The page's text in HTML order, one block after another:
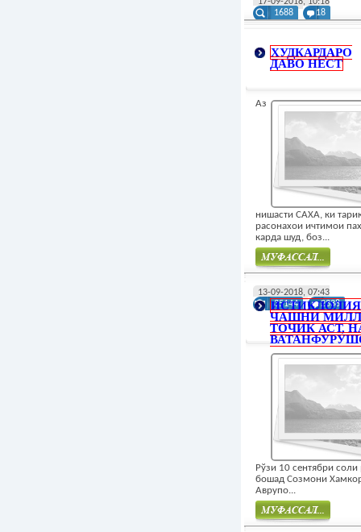
1688
18
ХУДКАРДАРО
ДАВО НЕСТ
Аз
нишасти САХА, ки
расонахои ичтимои
карда шуд, боз...
13-09-2018, 07:43
35144
2338
ЧАШНИ
ТОЧИК АСТ,
Рўзи 10 сентябри соли
бошад Созмони
Аврупо...